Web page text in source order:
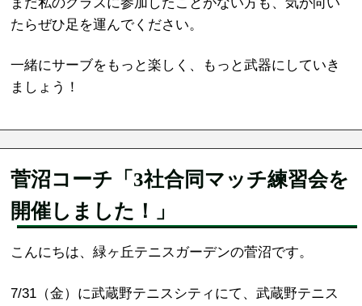
たらぜひ足を運んでください。
一緒にサーブをもっと楽しく、もっと武器にしていき
ましょう！
菅沼コーチ「3社合同マッチ練習会を
開催しました！」
こんにちは、緑ヶ丘テニスガーデンの菅沼です。
7/31（金）に武蔵野テニスシティにて、武蔵野テニス